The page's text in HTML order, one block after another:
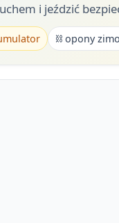
i jeździć
⛓️ opony